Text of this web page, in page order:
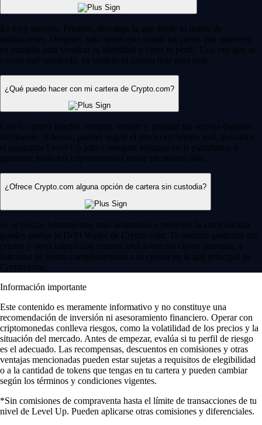
Es muy sencillo. Primero, descarga la app desde tu tienda de
aplicaciones. Después, solo tienes que seguir los pasos que aparecen
en pantalla para verificar tu identidad y crear tu perfil. Una vez que tu
cuenta esté aprobada, ya tendrás tu cartera lista para usar.
¿Qué puedo hacer con mi cartera de Crypto.com?
Con tu cartera puedes comprar, vender y guardar tus activos digitales
fácilmente. Además, puedes seguir el precio en tiempo real, descubrir
el programa Level Up para conseguir ventajas en la plataforma y
gestionar todas tus criptomonedas desde un mismo sitio.
¿Ofrece Crypto.com alguna opción de cartera sin custodia?
Sí, si buscas herramientas más avanzadas o prefieres la autocustodia,
puedes probar la DeFi Wallet de Crypto.com. Te permite gestionar tus
criptos y otros tokens con control total sobre tus claves privadas, y
funciona de forma complementaria a tu cuenta en la app principal de
Crypto.com.
Información importante
Este contenido es meramente informativo y no constituye una
recomendación de inversión ni asesoramiento financiero. Operar con
criptomonedas conlleva riesgos, como la volatilidad de los precios y la
situación del mercado. Antes de empezar, evalúa si tu perfil de riesgo
es el adecuado. Las recompensas, descuentos en comisiones y otras
ventajas mencionadas pueden estar sujetas a requisitos de elegibilidad
o a la cantidad de tokens que tengas en tu cartera y pueden cambiar
según los términos y condiciones vigentes.
*Sin comisiones de compraventa hasta el límite de transacciones de tu
nivel de Level Up. Pueden aplicarse otras comisiones y diferenciales.